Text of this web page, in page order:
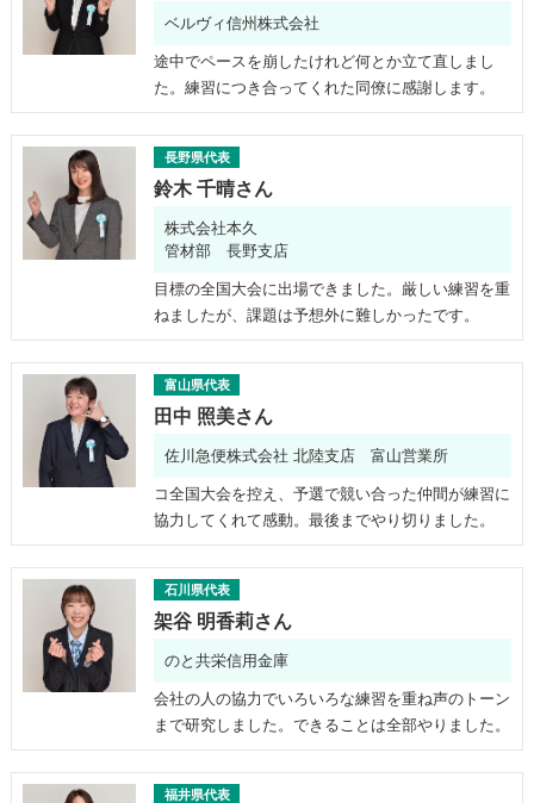
ベルヴィ信州株式会社
途中でペースを崩したけれど何とか立て直しまし
た。練習につき合ってくれた同僚に感謝します。
長野県代表
鈴木 千晴さん
株式会社本久
管材部 長野支店
目標の全国大会に出場できました。厳しい練習を重
ねましたが、課題は予想外に難しかったです。
富山県代表
田中 照美さん
佐川急便株式会社 北陸支店 富山営業所
コ全国大会を控え、予選で競い合った仲間が練習に
協力してくれて感動。最後までやり切りました。
石川県代表
架谷 明香莉さん
のと共栄信用金庫
会社の人の協力でいろいろな練習を重ね声のトーン
まで研究しました。できることは全部やりました。
福井県代表